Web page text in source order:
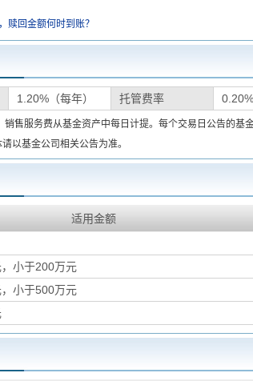
赎回金额何时到账？
1.20%（每年） 托管费率
销售服务费从基金资产中每日计提。每个交易日公告的基
以基金公司相关公告为准。
适用金额
小于200万元
小于500万元